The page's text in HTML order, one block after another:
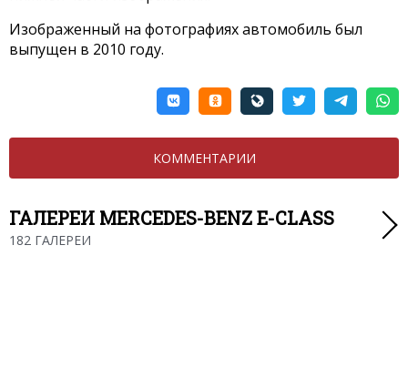
Изображенный на фотографиях автомобиль был
выпущен в 2010 году.
КОММЕНТАРИИ
ГАЛЕРЕИ MERCEDES-BENZ E-CLASS
182 ГАЛЕРЕИ